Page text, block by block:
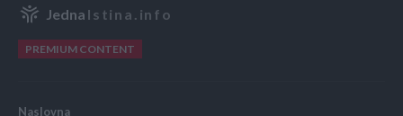
Jedna Istina.info
PREMIUM CONTENT
Naslovna